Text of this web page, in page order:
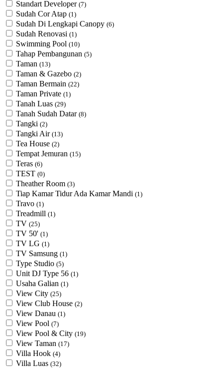
Standart Developer (7)
Sudah Cor Atap (1)
Sudah Di Lengkapi Canopy (6)
Sudah Renovasi (1)
Swimming Pool (10)
Tahap Pembangunan (5)
Taman (13)
Taman & Gazebo (2)
Taman Bermain (22)
Taman Private (1)
Tanah Luas (29)
Tanah Sudah Datar (8)
Tangki (2)
Tangki Air (13)
Tea House (2)
Tempat Jemuran (15)
Teras (6)
TEST (0)
Theather Room (3)
Tiap Kamar Tidur Ada Kamar Mandi (1)
Travo (1)
Treadmill (1)
TV (25)
TV 50' (1)
TV LG (1)
TV Samsung (1)
Type Studio (5)
Unit DJ Type 56 (1)
Usaha Galian (1)
View City (25)
View Club House (2)
View Danau (1)
View Pool (7)
View Pool & City (19)
View Taman (17)
Villa Hook (4)
Villa Luas (32)